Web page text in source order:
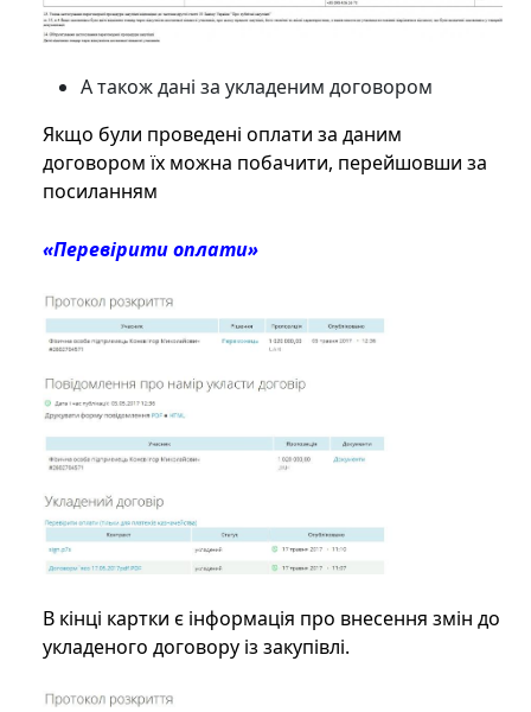
А також дані за укладеним договором
Якщо були проведені оплати за даним
договором їх можна побачити, перейшовши за
посиланням
«Перевірити оплати»
В кінці картки є інформація про внесення змін до
укладеного договору із закупівлі.